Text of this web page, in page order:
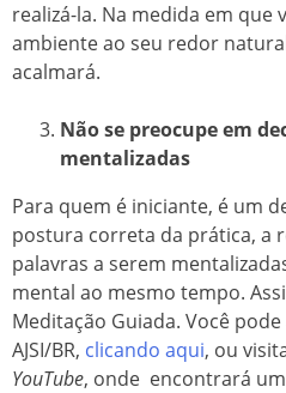
realizá-la. Na medida em que
ambiente ao seu redor
acalmará.
Não se preocupe em
mentalizadas
Para quem é iniciante, é um
postura correta da prática, a
palavras a serem
mental ao mesmo tempo.
Meditação Guiada. Você
AJSI/BR, clicando aqui, ou
YouTube, onde encontrará